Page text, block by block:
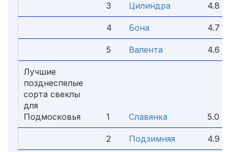
3 Цилиндра 4.8
4 Бона 4.7
5 Валента 4.6
Лучшие
позднеспелые
сорта свеклы
для
Подмосковья
1 Славянка 5.0
2 Подзимняя 4.9